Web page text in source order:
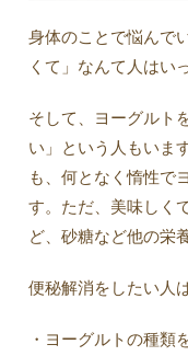
身体のことで悩んで
くて」なんて人はい
そして、ヨーグルト
い」という人もいま
も、何となく惰性で
す。ただ、美味しく
ど、砂糖など他の栄
便秘解消をしたい人
・ヨーグルトの種類